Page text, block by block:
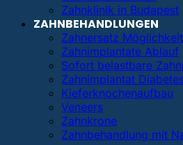
Zahnklinik in Budapest
ZAHNBEHANDLUNGEN
Zahnersatz
Zahnimplantate Ablauf
Sofort belastbare
Zahnimplantat
Kieferknochenaufbau
Veneers
Zahnkrone
Zahnbehandlung mit